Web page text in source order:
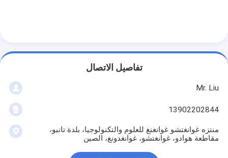
تفاصيل الاتصال
Mr. Liu
13902202844
منتزه غوانغتشو غوانغنغ للعلوم والتكنولوجيا، بلدة تانبو،
مقاطعة هوادو، غوانغتشو، غوانغدونغ، الصين